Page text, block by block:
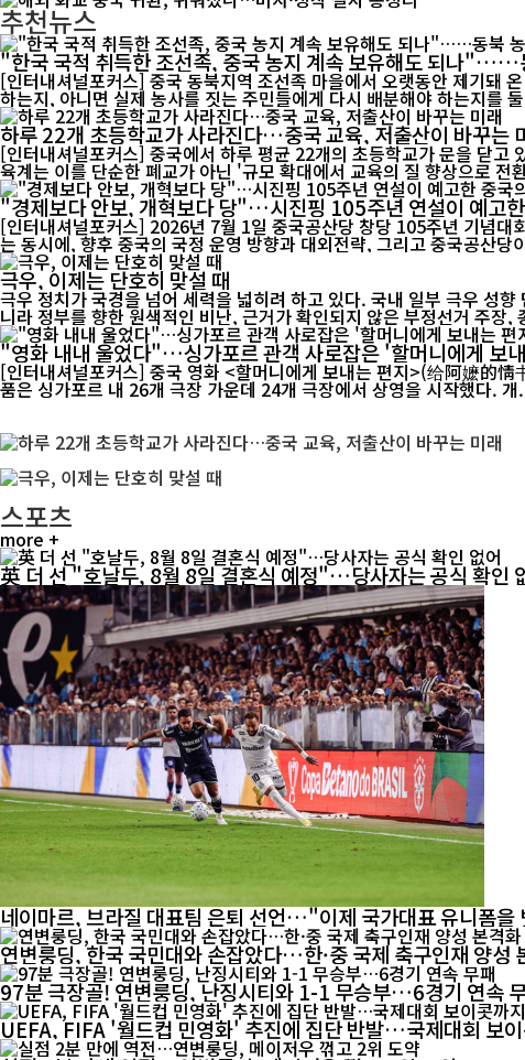
추천뉴스
"한국 국적 취득한 조선족, 중국 농지 계속 보유해도 되나"……
[인터내셔널포커스] 중국 동북지역 조선족 마을에서 오랫동안 제기돼
하는지, 아니면 실제 농사를 짓는 주민들에게 다시 배분해야 하는지를
하루 22개 초등학교가 사라진다…중국 교육, 저출산이 바꾸는
[인터내셔널포커스] 중국에서 하루 평균 22개의 초등학교가 문을 닫고
육계는 이를 단순한 폐교가 아닌 '규모 확대에서 교육의 질 향상으로 전
"경제보다 안보, 개혁보다 당"…시진핑 105주년 연설이 예고
[인터내셔널포커스] 2026년 7월 1일 중국공산당 창당 105주년 기념대
는 동시에, 향후 중국의 국정 운영 방향과 대외전략, 그리고 중국공산당
극우, 이제는 단호히 맞설 때
극우 정치가 국경을 넘어 세력을 넓히려 하고 있다. 국내 일부 극우 성
니라 정부를 향한 원색적인 비난, 근거가 확인되지 않은 부정선거 주장
"영화 내내 울었다"…싱가포르 관객 사로잡은 '할머니에게 보
[인터내셔널포커스] 중국 영화 <할머니에게 보내는 편지>(给阿嬷的情书)가 싱가포르
품은 싱가포르 내 26개 극장 가운데 24개 극장에서 상영을 시작했다.
스포츠
more +
英 더 선 "호날두, 8월 8일 결혼식 예정"…당사자는 공식 확인
네이마르, 브라질 대표팀 은퇴 선언…"이제 국가대표 유니폼을
연변룽딩, 한국 국민대와 손잡았다…한·중 국제 축구인재 양성
97분 극장골! 연변룽딩, 난징시티와 1-1 무승부…6경기 연속
UEFA, FIFA '월드컵 민영화' 추진에 집단 반발…국제대회 보